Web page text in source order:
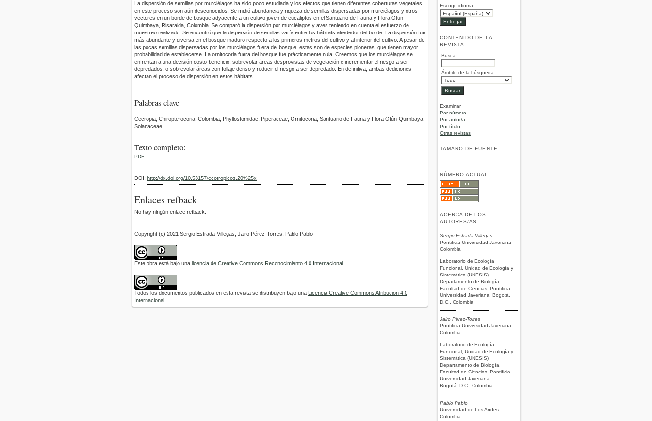
Escoge idioma
CONTENIDO DE LA
REVISTA
Buscar
Ámbito de la búsqueda
Examinar
Por número
Por autor/a
Por título
Otras revistas
TAMAÑO DE FUENTE
NÚMERO ACTUAL
ACERCA DE LOS
AUTORES/AS
Sergio Estrada-Villegas
Pontificia Universidad Javeriana
Colombia
Laboratorio de Ecología
Funcional, Unidad de Ecología y
Sistemática (UNESIS),
Departamento de Biología,
Facultad de Ciencias, Pontificia
Universidad Javeriana, Bogotá,
D.C., Colombia
Jairo Pérez-Torres
Pontificia Universidad Javeriana
Colombia
Laboratorio de Ecología
Funcional, Unidad de Ecología y
Sistemática (UNESIS),
Departamento de Biología,
Facultad de Ciencias, Pontificia
Universidad Javeriana,
Bogotá, D.C., Colombia
Pablo Pablo
Universidad de Los Andes
Colombia
La dispersión de semillas por murciélagos ha sido poco estudiada y los efectos que tienen diferentes coberturas vegetales
en este proceso son aún desconocidos. Se midió abundancia y riqueza de semillas dispersadas por murciélagos y otros
vectores en un borde de bosque adyacente a un cultivo jóven de eucaliptos en el Santuario de Fauna y Flora Otún-
Quimbaya, Risaralda, Colombia. Se comparó la dispersión por murciélagos y aves teniendo en cuenta el esfuerzo de
muestreo realizado. Se encontró que la dispersión de semillas varía entre los hábitats alrededor del borde. La dispersión fue
más abundante y diversa en el bosque maduro respecto a los primeros metros del cultivo y al interior del cultivo. A pesar de
las pocas semillas dispersadas por los murciélagos fuera del bosque, estas son de especies pioneras, que tienen mayor
probabilidad de establecerse. La ornitocoria fuera del bosque fue prácticamente nula. Creemos que los murciélagos se
enfrentan a una decisión costo-beneficio: sobrevolar áreas desprovistas de vegetación e incrementar el riesgo a ser
depredados, o sobrevolar áreas con follaje denso y reducir el riesgo a ser depredado. En definitiva, ambas dediciones
afectan el proceso de dispersión en estos hábitats.
Palabras clave
Cecropia; Chiropterocoria; Colombia; Phyllostomidae; Piperaceae; Ornitocoria; Santuario de Fauna y Flora Otún-Quimbaya;
Solanaceae
Texto completo:
PDF
DOI: http://dx.doi.org/10.53157/ecotropicos.20%25x
Enlaces refback
No hay ningún enlace refback.
Copyright (c) 2021 Sergio Estrada-Villegas, Jairo Pérez-Torres, Pablo Pablo
Este obra está bajo una licencia de Creative Commons Reconocimiento 4.0 Internacional
Todos los documentos publicados en esta revista se distribuyen bajo una Licencia Creative Commons Atribución 4.0
Internacional